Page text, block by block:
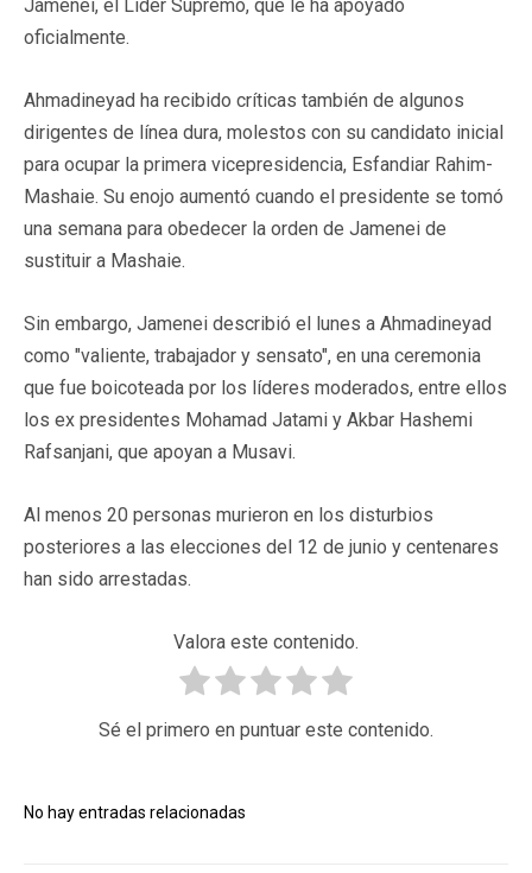
Jamenei, el Líder Supremo, que le ha apoyado
oficialmente.
Ahmadineyad ha recibido críticas también de algunos
dirigentes de línea dura, molestos con su candidato inicial
para ocupar la primera vicepresidencia, Esfandiar Rahim-
Mashaie. Su enojo aumentó cuando el presidente se tomó
una semana para obedecer la orden de Jamenei de
sustituir a Mashaie.
Sin embargo, Jamenei describió el lunes a Ahmadineyad
como "valiente, trabajador y sensato", en una ceremonia
que fue boicoteada por los líderes moderados, entre ellos
los ex presidentes Mohamad Jatami y Akbar Hashemi
Rafsanjani, que apoyan a Musavi.
Al menos 20 personas murieron en los disturbios
posteriores a las elecciones del 12 de junio y centenares
han sido arrestadas.
Valora este contenido.
Sé el primero en puntuar este contenido.
No hay entradas relacionadas